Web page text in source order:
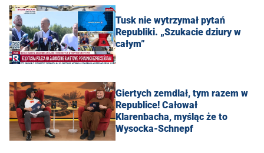
Tusk nie wytrzymał pytań
Republiki. „Szukacie dziury w
całym”
Giertych zemdlał, tym razem w
Republice! Całował
Klarenbacha, myśląc że to
Wysocka-Schnepf